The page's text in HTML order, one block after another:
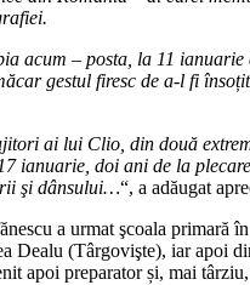
acum – posta, la 11
gestul firesc de a-l fi
ai lui Clio, din două
ianuarie, doi ani de la
şi dânsului…“, a adăugat
a urmat şcoala primară
(Târgovişte), iar apoi
apoi preparator și, mai